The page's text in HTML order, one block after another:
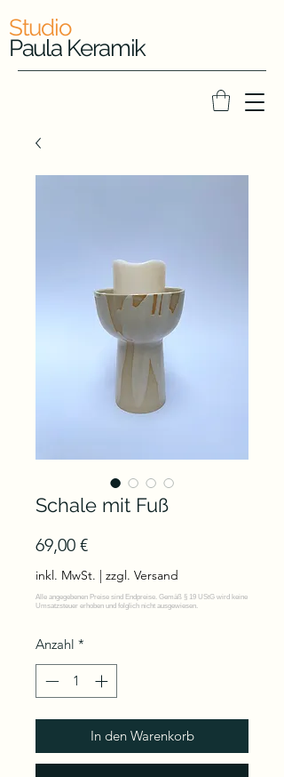
Studio
Paula Keramik
Schale mit Fuß
69,00 €Preis
inkl. MwSt. | zzgl. Versand
Anzahl *
In den Warenkorb